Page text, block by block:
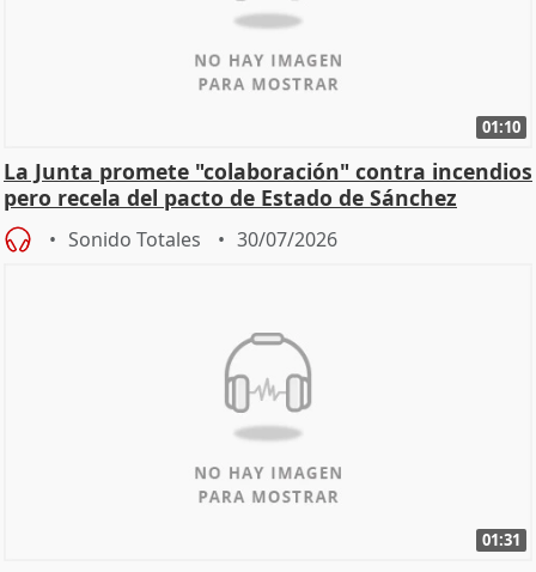
01:10
La Junta promete "colaboración" contra incendios
pero recela del pacto de Estado de Sánchez
Sonido Totales 30/07/2026
01:31